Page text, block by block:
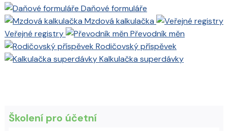
Daňové formuláře
Mzdová kalkulačka
Veřejné registry
Převodník měn
Rodičovský příspěvek
Kalkulačka superdávky
Školení pro účetní